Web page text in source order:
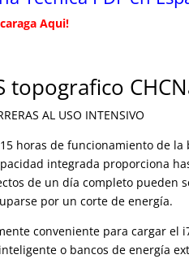
Aqui!
topografico
AL USO INTENSIVO
horas de funcionamiento de la
integrada proporciona
de un día completo pueden
por un corte de energía.
conveniente para cargar el
o bancos de energía